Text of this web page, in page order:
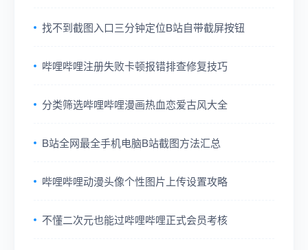
找不到截图入口三分钟定位B站自带截屏按钮
哔哩哔哩注册失败卡顿报错排查修复技巧
分类筛选哔哩哔哩漫画热血恋爱古风大全
B站全网最全手机电脑B站截图方法汇总
哔哩哔哩动漫头像个性图片上传设置攻略
不懂二次元也能过哔哩哔哩正式会员考核